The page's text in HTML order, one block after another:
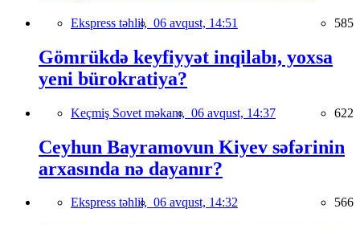
Ekspress təhlil, 06 avqust, 14:51 585
Gömrükdə keyfiyyət inqilabı, yoxsa
yeni bürokratiya?
Keçmiş Sovet məkanı, 06 avqust, 14:37 622
Ceyhun Bayramovun Kiyev səfərinin
arxasında nə dayanır?
Ekspress təhlil, 06 avqust, 14:32 566